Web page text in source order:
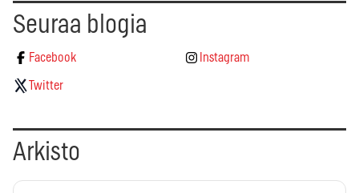
Seuraa blogia
Facebook Instagram
Twitter
Arkisto